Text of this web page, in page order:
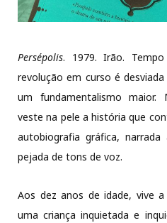
Persépolis. 1979. Irão.
revolução em curso é
um fundamentalismo maior.
veste na pele a história que
autobiografia gráfica,
pejada de tons de voz.
Aos dez anos de idade, vive
uma criança inquietada e